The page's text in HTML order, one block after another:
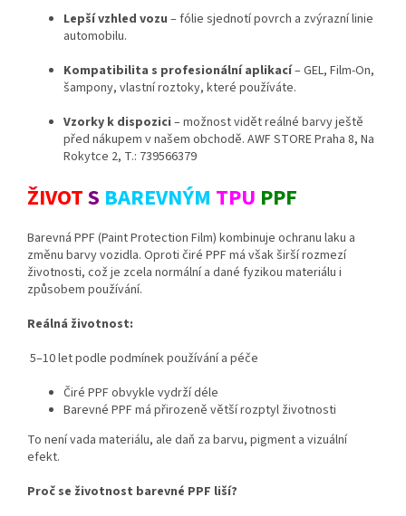
Lepší vzhled vozu – fólie sjednotí povrch a zvýrazní linie
automobilu.
Kompatibilita s profesionální aplikací– GEL, Film-On,
šampony, vlastní roztoky, které používáte.
Vzorky k dispozici – možnost vidět reálné barvy ještě
před nákupem v našem obchodě. AWF STORE Praha 8, Na
Rokytce 2, T.: 739566379
ŽIVOTS BAREVNÝM TPU PPF
Barevná PPF (Paint Protection Film) kombinuje ochranu laku a
změnu barvy vozidla. Oproti čiré PPF má však širší rozmezí
životnosti, což je zcela normální a dané fyzikou materiálu i
způsobem používání.
Reálná životnost:
5–10 let podle podmínek používání a péče
Čiré PPF obvykle vydrží déle
Barevné PPF má přirozeně větší rozptyl životnosti
To není vada materiálu, ale daň za barvu, pigment a vizuální
efekt.
Proč se životnost barevné PPF liší?